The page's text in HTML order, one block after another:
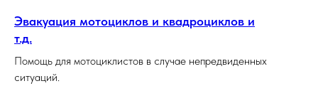
Эвакуация мотоциклов и квадроциклов и
т.д.
Помощь для мотоциклистов в случае непредвиденных
ситуаций.